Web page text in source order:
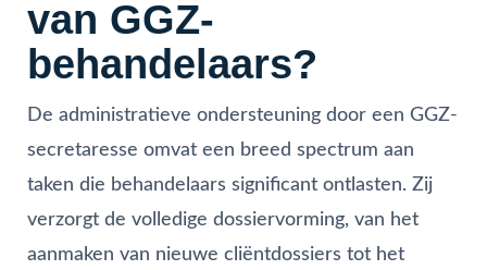
van GGZ-
behandelaars?
De administratieve ondersteuning door een GGZ-
secretaresse omvat een breed spectrum aan
taken die behandelaars significant ontlasten. Zij
verzorgt de volledige dossiervorming, van het
aanmaken van nieuwe cliëntdossiers tot het